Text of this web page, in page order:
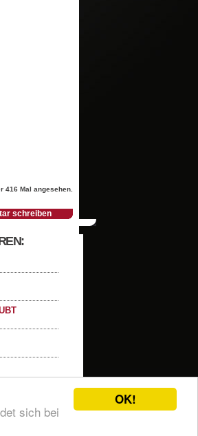
OK!
sich bei
416 Mal angesehen.
schreiben